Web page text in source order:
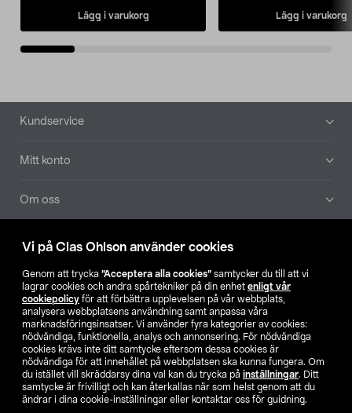
Vi på Clas Ohlson använder cookies
Genom att trycka ”Acceptera alla cookies” samtycker du till att vi
lagrar cookies och andra spårtekniker på din enhet enligt vår
cookiepolicy för att förbättra upplevelsen på vår webbplats,
analysera webbplatsens användning samt anpassa våra
marknadsföringsinsatser. Vi använder fyra kategorier av cookies:
nödvändiga, funktionella, analys och annonsering. För nödvändiga
cookies krävs inte ditt samtycke eftersom dessa cookies är
nödvändiga för att innehållet på webbplatsen ska kunna fungera. Om
du istället vill skräddarsy dina val kan du trycka på inställningar. Ditt
samtycke är frivilligt och kan återkallas när som helst genom att du
ändrar i dina cookie-inställningar eller kontaktar oss för guidning.
Lägg i varukorg Lägg i varukorg
Sidfot
Kundservice
Mitt konto
Om oss
Aktuellt
Våra bolag
Hitta butik
SE NO FI